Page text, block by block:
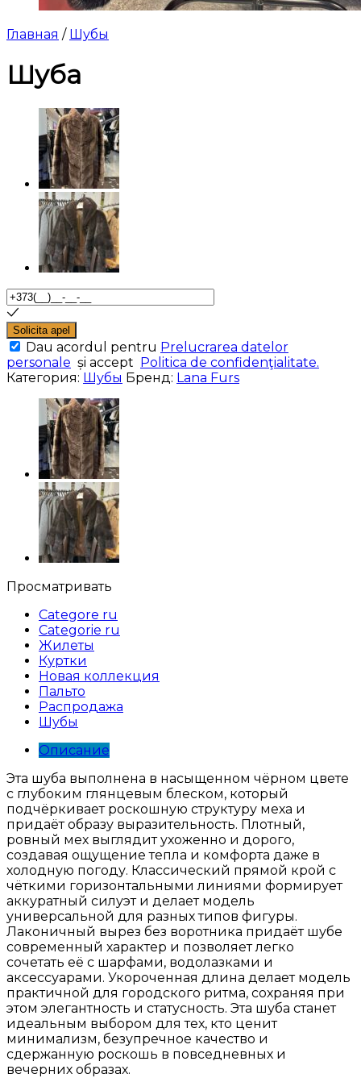
Главная / Шубы
Шуба
Solicita apel
Dau acordul pentru Prelucrarea datelor
personale și accept Politica de confidenţialitate.
Категория: Шубы Бренд: Lana Furs
Просматривать
Categore ru
Categorie ru
Жилеты
Куртки
Новая коллекция
Пальто
Распродажа
Шубы
Описание
Эта шуба выполнена в насыщенном чёрном цвете
с глубоким глянцевым блеском, который
подчёркивает роскошную структуру меха и
придаёт образу выразительность. Плотный,
ровный мех выглядит ухоженно и дорого,
создавая ощущение тепла и комфорта даже в
холодную погоду. Классический прямой крой с
чёткими горизонтальными линиями формирует
аккуратный силуэт и делает модель
универсальной для разных типов фигуры.
Лаконичный вырез без воротника придаёт шубе
современный характер и позволяет легко
сочетать её с шарфами, водолазками и
аксессуарами. Укороченная длина делает модель
практичной для городского ритма, сохраняя при
этом элегантность и статусность. Эта шуба станет
идеальным выбором для тех, кто ценит
минимализм, безупречное качество и
сдержанную роскошь в повседневных и
вечерних образах.